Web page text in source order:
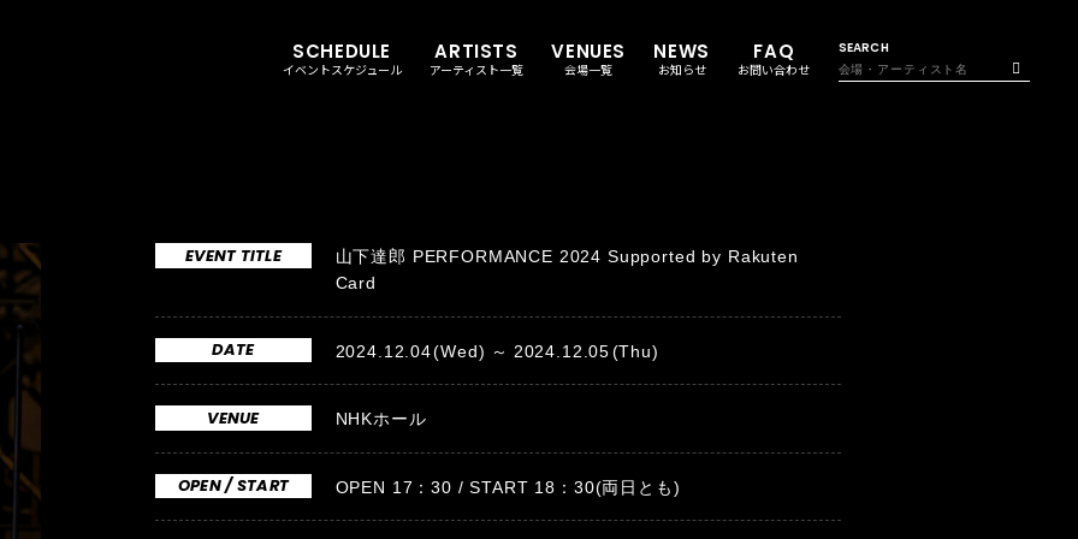
SCHEDULE
イベントスケジュール
ARTISTS
アーティスト一覧
VENUES
会場一覧
NEWS
お知らせ
FAQ
お問い合わせ
SEARCH
EVENT TITLE
山下達郎 PERFORMANCE 2024 Supported by Rakuten
Card
DATE 2024.12.04(Wed) 2024.12.05(Thu)
VENUE NHKホール
OPEN / START OPEN 17：30 / START 18：30(両日とも)